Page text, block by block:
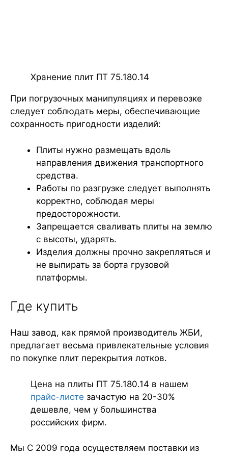
Хранение плит ПТ 75.180.14
При погрузочных манипуляциях и перевозке
следует соблюдать меры, обеспечивающие
сохранность пригодности изделий:
Плиты нужно размещать вдоль
направления движения транспортного
средства.
Работы по разгрузке следует выполнять
корректно, соблюдая меры
предосторожности.
Запрещается сваливать плиты на землю
с высоты, ударять.
Изделия должны прочно закрепляться и
не выпирать за борта грузовой
платформы.
Где купить
Наш завод, как прямой производитель ЖБИ,
предлагает весьма привлекательные условия
по покупке плит перекрытия лотков.
Цена на плиты ПТ 75.180.14 в нашем
прайс-листе зачастую на 20-30%
дешевле, чем у большинства
российских фирм.
Мы С 2009 года осуществляем поставки из